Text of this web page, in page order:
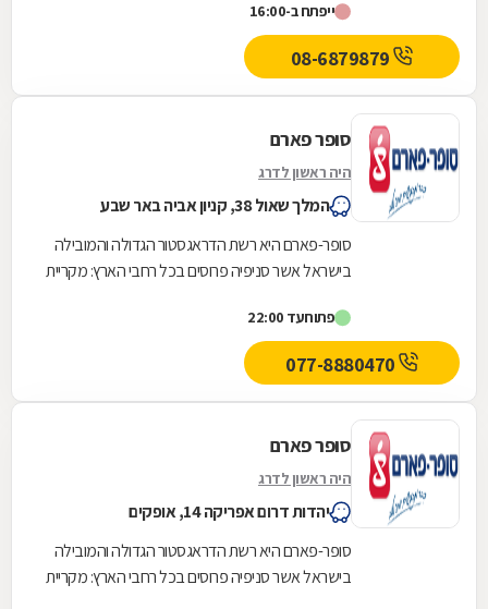
ייפתח ב-16:00
08-6879879
סופר פארם
היה ראשון לדרג
המלך שאול 38, קניון אביה באר שבע
סופר-פארם היא רשת הדראגסטור הגדולה והמובילה
בישראל אשר סניפיה פרוסים בכל רחבי הארץ: מקריית
פתוחעד 22:00
סופר פארם
היה ראשון לדרג
יהדות דרום אפריקה 14, אופקים
סופר-פארם היא רשת הדראגסטור הגדולה והמובילה
בישראל אשר סניפיה פרוסים בכל רחבי הארץ: מקריית